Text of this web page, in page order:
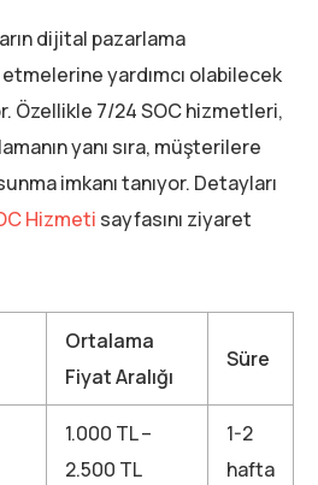
dijital pazarlama
yardımcı olabilecek
Özellikle 7/24 SOC hizmetleri,
yanı sıra, müşterilere
imkanı tanıyor. Detayları
Hizmeti sayfasını ziyaret
Ortalama
Fiyat Aralığı
Süre
1.000 TL –
2.500 TL
1-2
hafta